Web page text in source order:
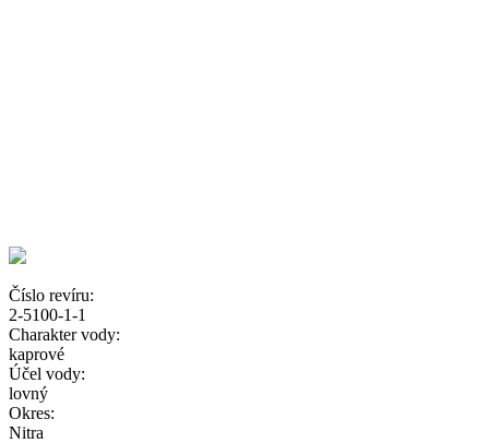
Číslo revíru:
2-5100-1-1
Charakter vody:
kaprové
Účel vody:
lovný
Okres:
Nitra